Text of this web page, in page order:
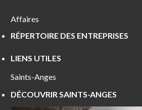
Affaires
RÉPERTOIRE DES ENTREPRISES
LIENS UTILES
Saints-Anges
DÉCOUVRIR SAINTS-ANGES